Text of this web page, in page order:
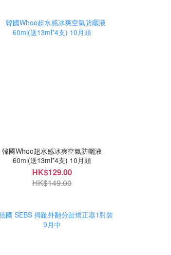
韓國Whoo超水感冰爽空氣防曬液
60ml(送13ml*4支) 10月頭
HK$129.00
HK$149.00